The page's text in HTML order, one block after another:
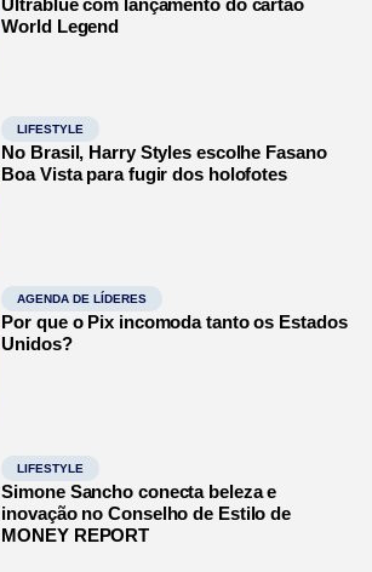
Ultrablue com lançamento do cartão
World Legend
LIFESTYLE
No Brasil, Harry Styles escolhe Fasano
Boa Vista para fugir dos holofotes
AGENDA DE LÍDERES
Por que o Pix incomoda tanto os Estados
Unidos?
LIFESTYLE
Simone Sancho conecta beleza e
inovação no Conselho de Estilo de
MONEY REPORT